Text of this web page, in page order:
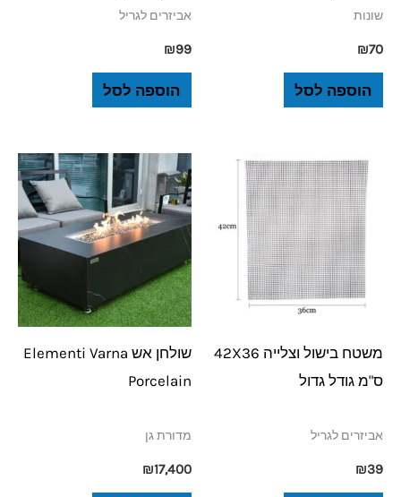
שונות
₪70
הוספה לסל
אביזרים לגריל
₪99
הוספה לסל
משטח בישול וצלייה 42X36
ס"מ גודל גדול
אביזרים לגריל
₪39
שולחן אש Elementi Varna
Porcelain
מדורת גן
₪17,400